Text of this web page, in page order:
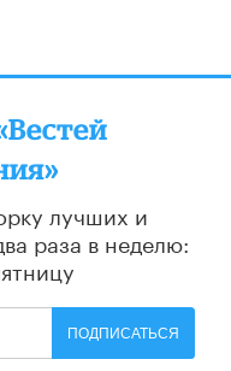
лучших и
раза в неделю:
ПОДПИСАТЬСЯ